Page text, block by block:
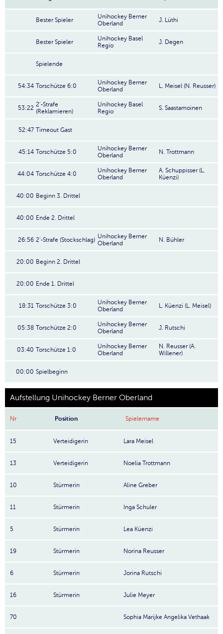
Bester Spieler
Unihockey Berner
Oberland
J. Lüthi
Bester Spieler
Unihockey Basel
Regio
J. Degen
Spielende
54:34 Torschütze 6:0
Unihockey Berner
Oberland
L. Meisel (N. Reusser)
53:22 2'-Strafe
(Reklamieren)
Unihockey Basel
Regio
S. Saastamoinen
52:47 Timeout Gast
45:14 Torschütze 5:0
Unihockey Berner
Oberland
N. Trottmann
44:04 Torschütze 4:0
Unihockey Berner
Oberland
A. Schuppisser (L.
Küenzi)
40:00 Beginn 3. Drittel
40:00 Ende 2. Drittel
26:56 2'-Strafe (Stockschlag) Unihockey Berner
Oberland
N. Bühler
20:00 Beginn 2. Drittel
20:00 Ende 1. Drittel
18:31 Torschütze 3:0
Unihockey Berner
Oberland
L. Küenzi (L. Meisel)
05:38 Torschütze 2:0
Unihockey Berner
Oberland
J. Rutschi
03:40 Torschütze 1:0
Unihockey Berner
Oberland
N. Reusser (A.
Willener)
00:00 Spielbeginn
Aufstellung Unihockey Berner Oberland
Nr Position Spielername
15 Verteidigerin Lara Meisel
13 Verteidigerin Noelia Trottmann
10 Stürmerin Aline Greber
11 Stürmerin Inga Schuler
5 Stürmerin Lea Küenzi
19 Stürmerin Norina Reusser
6 Stürmerin Jorina Rutschi
16 Stürmerin Julie Meyer
70 Sophia Marijke Angelika Vethaak